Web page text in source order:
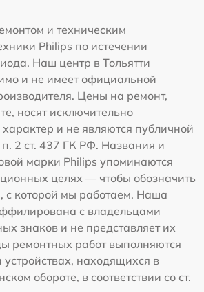
и техническим
Philips по истечении
Наш центр в Тольятти
и не имеет официальной
Цены на ремонт,
носят исключительно
и не являются публичной
п. 2 ст. 437 ГК РФ. Названия и
марки Philips упоминаются
целях — чтобы обозначить
с которой мы работаем. Наша
с владельцами
знаков и не представляет их
ремонтных работ выполняются
находящихся в
обороте, в соответствии со ст.